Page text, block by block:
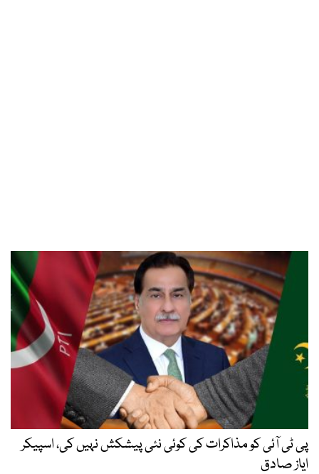
پی ٹی آئی کو مذاکرات کی کوئی نئی پیشکش نہیں کی، اسپیکر
ایاز صادق